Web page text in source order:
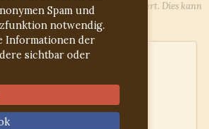
Spam und
notwendig.
Informationen der
sichtbar oder
auf Ihren Beitrag informiert. Dies kann